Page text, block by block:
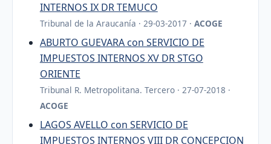
INTERNOS IX DR TEMUCO
Tribunal de la Araucanía · 29-03-2017 · ACOGE
ABURTO GUEVARA con SERVICIO DE
IMPUESTOS INTERNOS XV DR STGO
ORIENTE
Tribunal R. Metropolitana. Tercero · 27-07-2018 ·
ACOGE
LAGOS AVELLO con SERVICIO DE
IMPUESTOS INTERNOS VIII DR CONCEPCION